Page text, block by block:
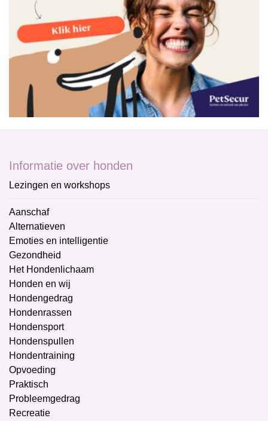
Informatie over honden
Lezingen en workshops
Aanschaf
Alternatieven
Emoties en intelligentie
Gezondheid
Het Hondenlichaam
Honden en wij
Hondengedrag
Hondenrassen
Hondensport
Hondenspullen
Hondentraining
Opvoeding
Praktisch
Probleemgedrag
Recreatie